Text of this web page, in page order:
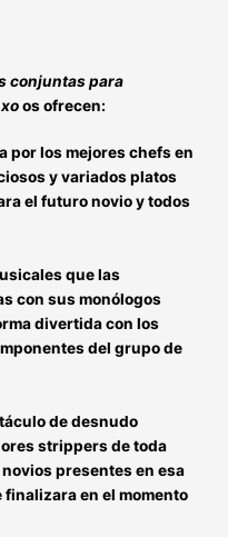
conjuntas para
os ofrecen:
por los mejores chefs en
y variados platos
el futuro novio y todos
que las
con susmonólogos
divertidacon los
del grupo de
de desnudo
strippers de toda
presentes en esa
en el momento